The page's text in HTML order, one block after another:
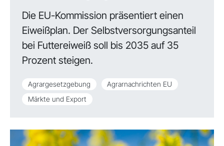
Die EU-Kommission präsentiert einen
Eiweißplan. Der Selbstversorgungsanteil
bei Futtereiweiß soll bis 2035 auf 35
Prozent steigen.
Agrargesetzgebung
Agrarnachrichten EU
Märkte und Export